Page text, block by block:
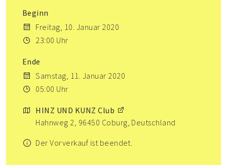
Beginn
Freitag, 10. Januar 2020
23:00 Uhr
Ende
Samstag, 11. Januar 2020
05:00 Uhr
HINZ UND KUNZ Club
Hahnweg 2, 96450 Coburg, Deutschland
Der Vorverkauf ist beendet.